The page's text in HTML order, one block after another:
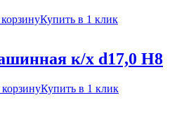
Купить в 1 клик
к/х d17,0 H8
Купить в 1 клик